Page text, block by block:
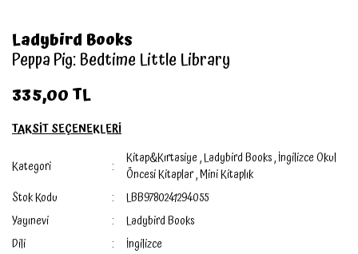
Ladybird Books
Peppa Pig: Bedtime Little Library
335,00 TL
TAKSİT SEÇENEKLERİ
Kategori Kitap&Kırtasiye,Ladybird Books,İngilizce Okul
Öncesi Kitaplar,Mini Kitaplık
Stok Kodu
LBB9780241294055
Yayınevi
Ladybird Books
Dili
İngilizce